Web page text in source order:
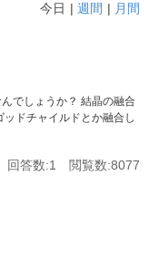
月間
週間
今日
でしょうか？ 結晶の融合
ドチャイルドとか融合し
回答数:1 閲覧数:8077